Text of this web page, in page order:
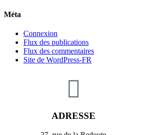
Méta
Connexion
Flux des publications
Flux des commentaires
Site de WordPress-FR
ADRESSE